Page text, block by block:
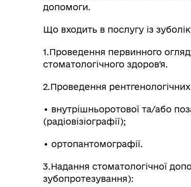
допомоги.
Що входить в послугу із
1.Проведення первинного
стоматологічного здоров'я.
2.Проведення
• внутрішньоротової та/або
(радіовізіографії);
• ортопантомографії.
3.Надання стоматологічної
зубопротезування):